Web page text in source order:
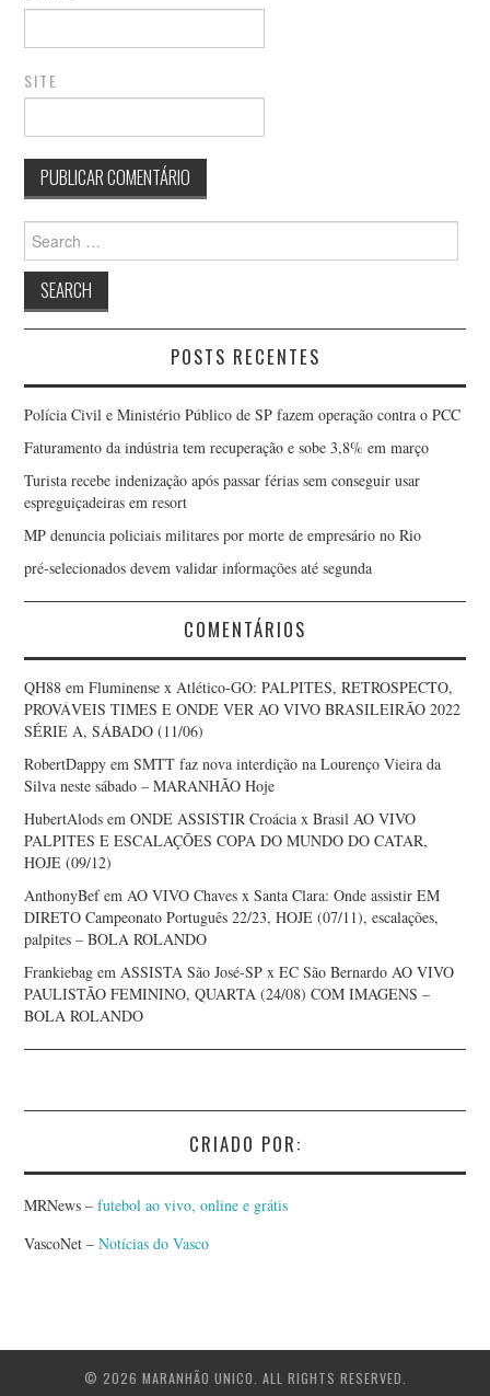
SITE
Search
for:
POSTS RECENTES
Polícia Civil e Ministério Público de SP fazem operação contra o PCC
Faturamento da indústria tem recuperação e sobe 3,8% em março
Turista recebe indenização após passar férias sem conseguir usar
espreguiçadeiras em resort
MP denuncia policiais militares por morte de empresário no Rio
pré-selecionados devem validar informações até segunda
COMENTÁRIOS
QH88 emFluminense x Atlético-GO: PALPITES, RETROSPECTO,
PROVÁVEIS TIMES E ONDE VER AO VIVO BRASILEIRÃO 2022
SÉRIE A, SÁBADO (11/06)
RobertDappy emSMTT faz nova interdição na Lourenço Vieira da
Silva neste sábado – MARANHÃO Hoje
HubertAlods emONDE ASSISTIR Croácia x Brasil AO VIVO
PALPITES E ESCALAÇÕES COPA DO MUNDO DO CATAR,
HOJE (09/12)
AnthonyBefemAO VIVO Chaves x Santa Clara: Onde assistir EM
DIRETO Campeonato Português 22/23, HOJE (07/11), escalações,
palpites – BOLA ROLANDO
Frankiebag emASSISTA São José-SP x EC São Bernardo AO VIVO
PAULISTÃO FEMININO, QUARTA (24/08) COM IMAGENS –
BOLA ROLANDO
CRIADO POR:
MRNews –futebol ao vivo, online e grátis
VascoNet – Notícias do Vasco
© 2026 MARANHÃO UNICO. ALL RIGHTS RESERVED.